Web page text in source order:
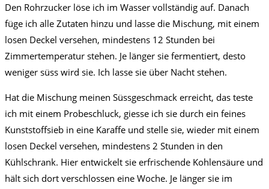
Den Rohrzucker löse ich im Wasser vollständig auf. Danach
füge ich alle Zutaten hinzu und lasse die Mischung, mit einem
losen Deckel versehen, mindestens 12 Stunden bei
Zimmertemperatur stehen. Je länger sie fermentiert, desto
weniger süss wird sie. Ich lasse sie über Nacht stehen.
Hat die Mischung meinen Süssgeschmack erreicht, das teste
ich mit einem Probeschluck, giesse ich sie durch ein feines
Kunststoffsieb in eine Karaffe und stelle sie, wieder mit einem
losen Deckel versehen, mindestens 2 Stunden in den
Kühlschrank. Hier entwickelt sie erfrischende Kohlensäure und
hält sich dort verschlossen eine Woche. Je länger sie im